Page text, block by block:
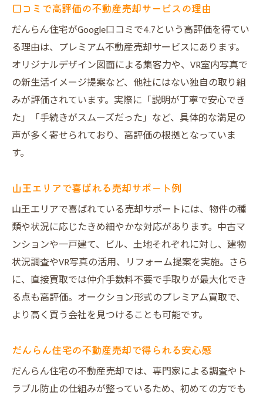
口コミで高評価の不動産売却サービスの理由
だんらん住宅がGoogle口コミで4.7という高評価を得てい
る理由は、プレミアム不動産売却サービスにあります。
オリジナルデザイン図面による集客力や、VR室内写真で
の新生活イメージ提案など、他社にはない独自の取り組
みが評価されています。実際に「説明が丁寧で安心でき
た」「手続きがスムーズだった」など、具体的な満足の
声が多く寄せられており、高評価の根拠となっていま
す。
山王エリアで喜ばれる売却サポート例
山王エリアで喜ばれている売却サポートには、物件の種
類や状況に応じたきめ細やかな対応があります。中古マ
ンションや一戸建て、ビル、土地それぞれに対し、建物
状況調査やVR写真の活用、リフォーム提案を実施。さら
に、直接買取では仲介手数料不要で手取りが最大化でき
る点も高評価。オークション形式のプレミアム買取で、
より高く買う会社を見つけることも可能です。
だんらん住宅の不動産売却で得られる安心感
だんらん住宅の不動産売却では、専門家による調査やト
ラブル防止の仕組みが整っているため、初めての方でも